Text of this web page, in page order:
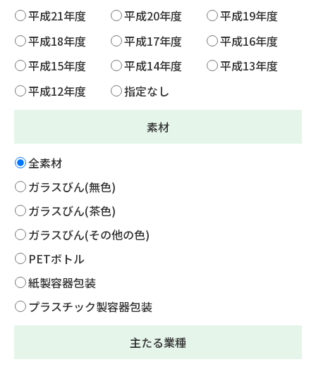
平成21年度
平成20年度
平成19年度
平成18年度
平成17年度
平成16年度
平成15年度
平成14年度
平成13年度
平成12年度
指定なし
素材
全素材
ガラスびん(無色)
ガラスびん(茶色)
ガラスびん(その他の色)
PETボトル
紙製容器包装
プラスチック製容器包装
主たる業種